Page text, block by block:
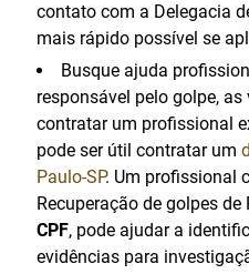
contato com a Delegacia
mais rápido possível se
Busque ajuda
responsável pelo golpe, as
contratar um profissional
pode ser útil contratar um
Paulo-SP. Um profissional
Recuperação de golpes de
CPF, pode ajudar a
evidências para